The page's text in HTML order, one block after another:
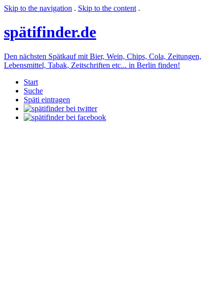
Skip to the navigation . Skip to the content .
spätifinder.de
Den nächsten Spätkauf mit Bier, Wein, Chips, Cola, Zeitungen,
Lebensmittel, Tabak, Zeitschriften etc... in Berlin finden!
Start
Suche
Späti eintragen